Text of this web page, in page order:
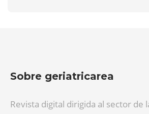
Sobre geriatricarea
Revista digital dirigida al sector de